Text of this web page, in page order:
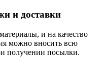
и доставки
и на качество
можно вносить всю
получении посылки.